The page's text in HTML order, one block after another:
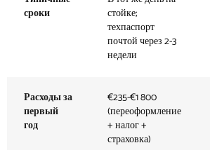
сроки
стойке;
техпаспорт
почтой через 2-3
недели
Расходы за
первый
год
€235-€1 800
(переоформление
+ налог +
страховка)